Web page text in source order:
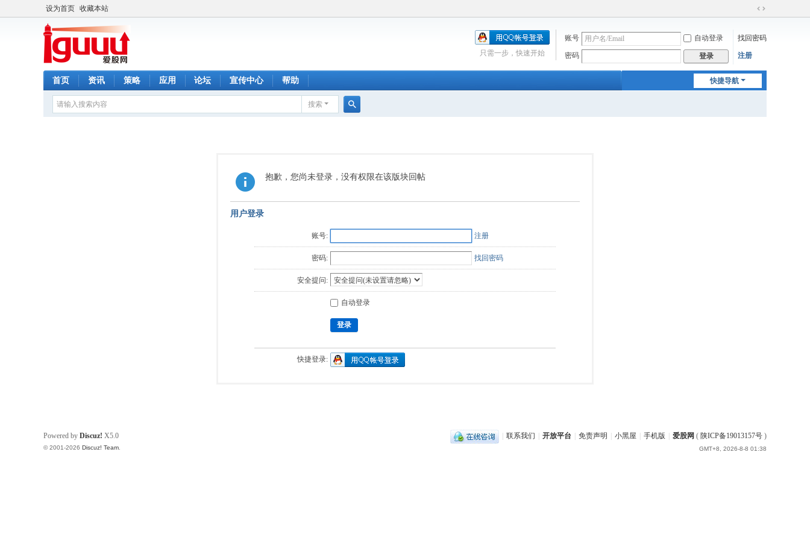
设为首页 收藏本站
切
到
账号 自动登录 找回密码
密码 登录 注册
只需一步，快速开始
快捷导航
首页 资讯 策略 应用 论坛 宣传中心 帮助
搜索
抱歉，您尚未登录，没有权限在该版块回帖
用户登录
账号: 注册
密码: 找回密码
安全提问:
自动登录
登录
快捷登录:
联系我们 开放平台 免责声明 小黑屋 手机版 爱股网 ( 陕ICP备19013157号 )
GMT+8, 2026-8-8 01:38
Powered by Discuz! X5.0
© 2001-2026 Discuz! Team